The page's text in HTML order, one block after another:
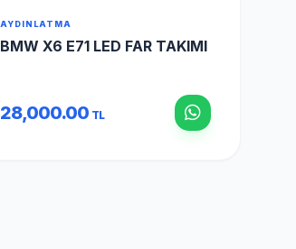
AYDINLATMA
BMW X6 E71 LED FAR TAKIMI
28,000.00 TL